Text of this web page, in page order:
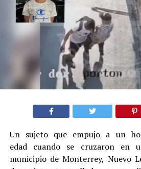
Un sujeto que empujo a un
edad cuando se cruzaron en
municipio de Monterrey, Nuevo